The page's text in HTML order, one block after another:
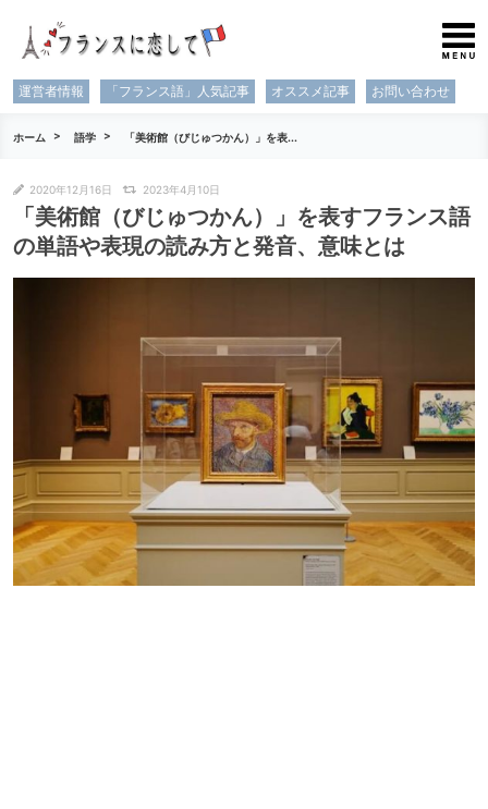
運営者情報 「フランス語」人気記事 オススメ記事 お問い合わせ
ホーム 語学 「美術館（びじゅつかん）」を表...
2020年12月16日 2023年4月10日
「美術館（びじゅつかん）」を表すフランス語
の単語や表現の読み方と発音、意味とは